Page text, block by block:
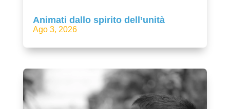
Animati dallo spirito dell’unità
Ago 3, 2026